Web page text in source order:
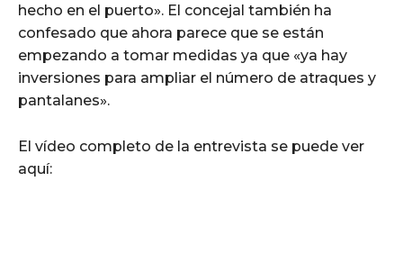
hecho en el puerto». El concejal también ha
confesado que ahora parece que se están
empezando a tomar medidas ya que «ya hay
inversiones para ampliar el número de atraques y
pantalanes».
El vídeo completo de la entrevista se puede ver
aquí: